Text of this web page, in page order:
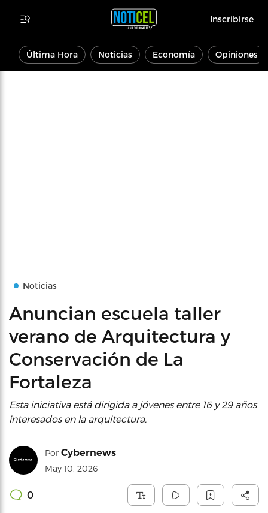
Inscribirse
Última Hora Noticias Economía Opiniones
Noticias
Anuncian escuela taller
verano de Arquitectura y
Conservación de La
Fortaleza
Esta iniciativa está dirigida a jóvenes entre 16 y 29 años
interesados en la arquitectura.
Por Cybernews
May 10, 2026
0